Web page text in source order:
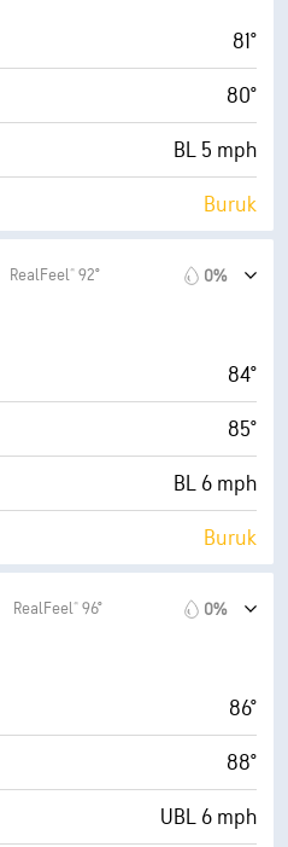
69° F
9 (Benderang)
22%
10 mi
81°
80°
BL 5 mph
Buruk
73%
69° F
9 (Benderang)
19%
RealFeel® 92° 0%
84°
85°
BL 6 mph
Buruk
67%
70° F
9 (Benderang)
RealFeel® 96° 0%
86°
88°
UBL 6 mph